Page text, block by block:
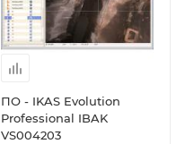
ПО - IKAS Evolution
Professional IBAK
VS004203